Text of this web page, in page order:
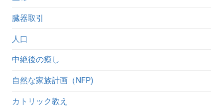
臓器取引
人口
中絶後の癒し
自然な家族計画（NFP)
カトリック教え